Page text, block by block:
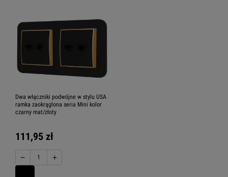
Dwa włączniki podwójne w stylu USA
ramka zaokrąglona seria Mini kolor
czarny mat/złoty
111,95 zł
− +